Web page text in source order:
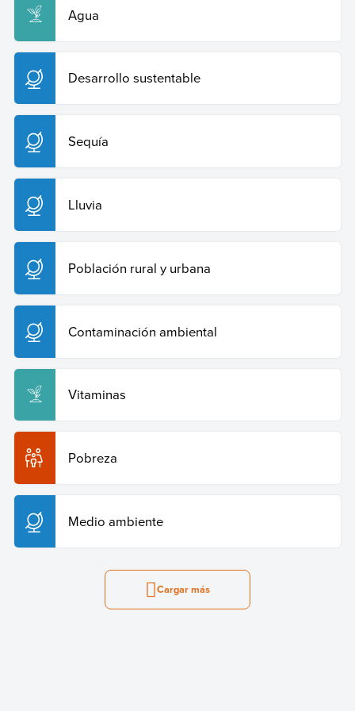
Agua
Desarrollo sustentable
Sequía
Lluvia
Población rural y urbana
Contaminación ambiental
Vitaminas
Pobreza
Medio ambiente
Cargar más